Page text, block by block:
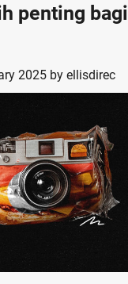
penting bagi
2025 by ellisdirec